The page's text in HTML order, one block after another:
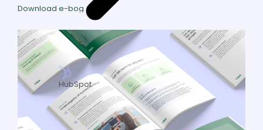
HubSpot
sociale
én
der
skaber
leads
og
rangerer
højt
på
Download e-bog